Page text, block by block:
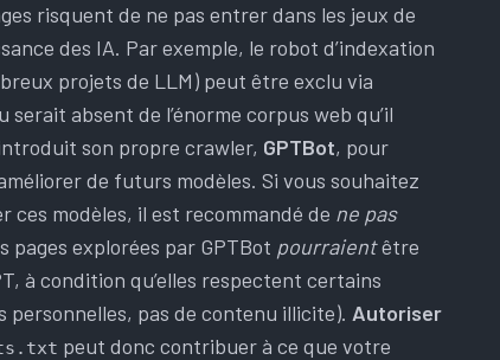
risquent de ne pas entrer dans les jeux de
des IA. Par exemple, le robot d’indexation
projets de LLM) peut être exclu via
absent de l’énorme corpus web qu’il
son propre crawler, GPTBot, pour
de futurs modèles. Si vous souhaitez
ces modèles, il est recommandé de ne pas
pages explorées par GPTBot pourraientêtre
à condition qu’elles respectent certains
personnelles, pas de contenu illicite). Autoriser
peut donc contribuer à ce que votre